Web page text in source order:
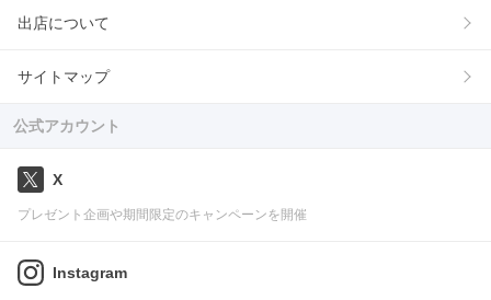
出店について
サイトマップ
公式アカウント
X
プレゼント企画や期間限定のキャンペーンを開催
Instagram